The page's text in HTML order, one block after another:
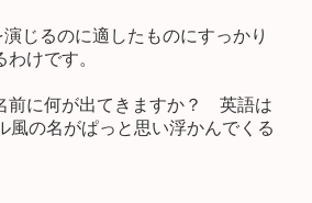
じるのに適したものにすっかり
けです。
前に何が出てきますか？ 英語は
風の名がぱっと思い浮かんでくる